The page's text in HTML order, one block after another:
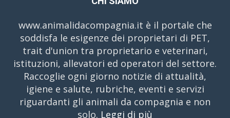
www.animalidacompagnia.it è il portale che
soddisfa le esigenze dei proprietari di PET,
trait d'union tra proprietario e veterinari,
istituzioni, allevatori ed operatori del settore.
Raccoglie ogni giorno notizie di attualità,
igiene e salute, rubriche, eventi e servizi
riguardanti gli animali da compagnia e non
solo. Leggi di più